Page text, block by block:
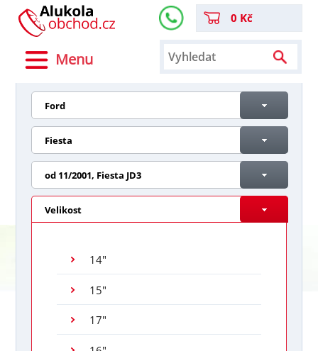
Menu
0 Kč
Ford
Fiesta
od 11/2001, Fiesta JD3
Velikost
14"
15"
17"